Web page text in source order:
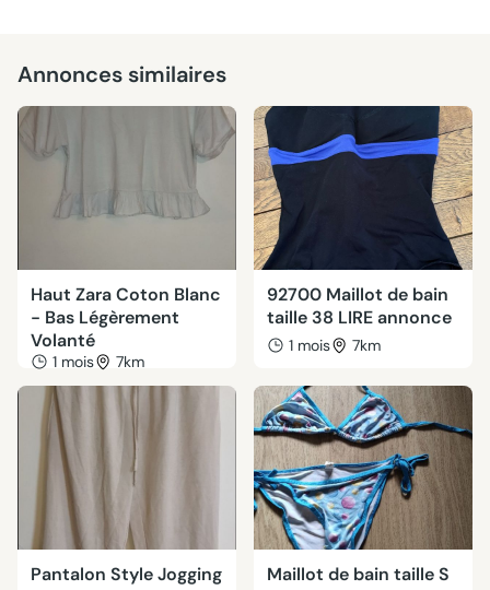
Annonces similaires
Haut Zara Coton Blanc
- Bas Légèrement
Volanté
1 mois 7km
92700 Maillot de bain
taille 38 LIRE annonce
1 mois 7km
Pantalon Style Jogging
Maillot de bain taille S